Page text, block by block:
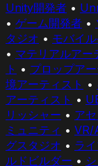
Unity開発者 •
• ゲーム開発者 •
タジオ • モバイ
• マテリアルアー
ト • プロップア
境アーティスト •
アーティスト •
リッシャー • ア
ミュニティ • VR/
グスタジオ • ラ
ルドビルダー •